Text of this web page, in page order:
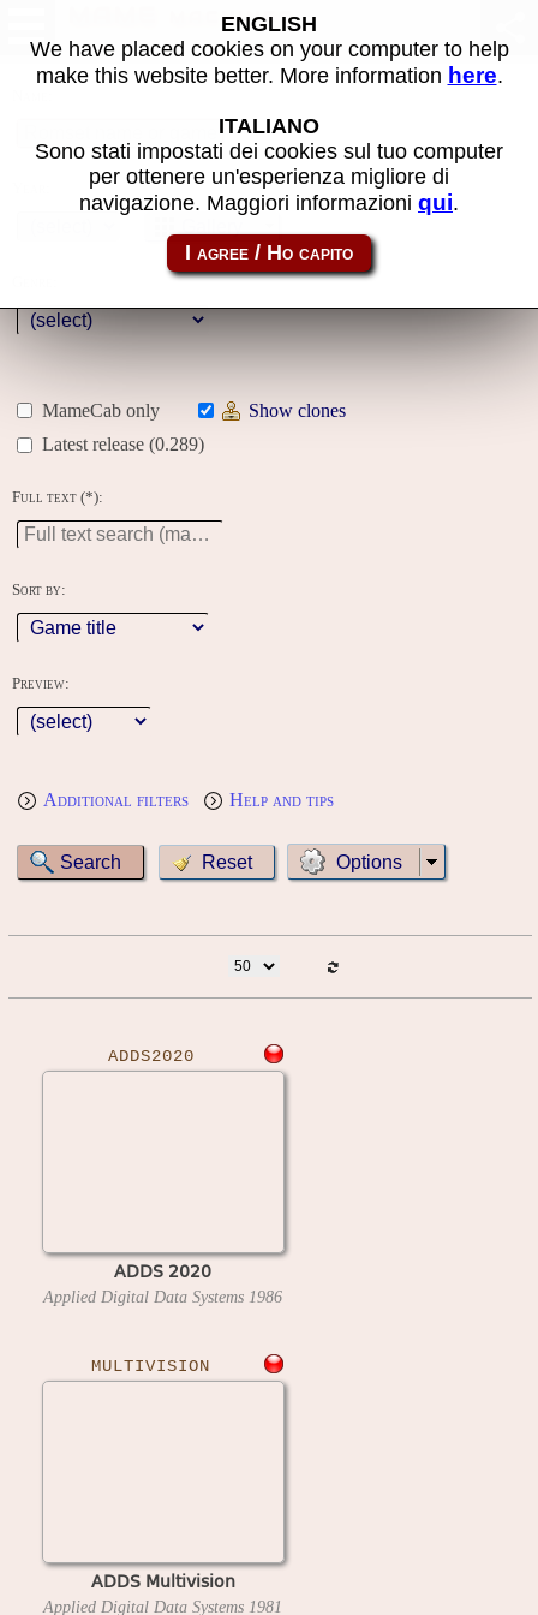
MAME machines
MameCab only
Show clones
Latest release (0.289)
Full text (*):
Sort by:
Preview:
Additional filters Help and tips
Options
ADDS2020
ADDS 2020
Applied Digital Data Systems 1986
MULTIVISION
ADDS Multivision
Applied Digital Data Systems 1981
ENGLISH
We have placed cookies on your computer to help
make this website better. More information here.
ITALIANO
Sono stati impostati dei cookies sul tuo computer
per ottenere un'esperienza migliore di
navigazione. Maggiori informazioni qui.